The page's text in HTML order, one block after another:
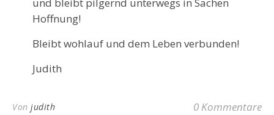
und bleibt pilgernd unterwegs in Sachen
Hoffnung!
Bleibt wohlauf und dem Leben verbunden!
Judith
Von judith 0 Kommentare